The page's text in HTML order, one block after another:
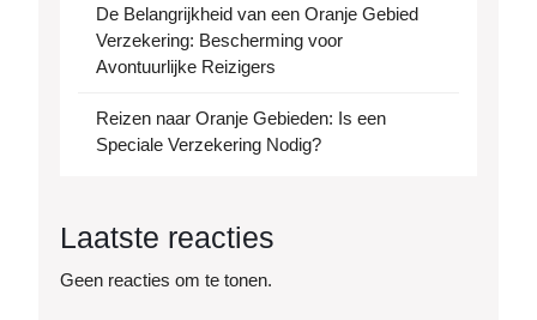
De Belangrijkheid van een Oranje Gebied
Verzekering: Bescherming voor
Avontuurlijke Reizigers
Reizen naar Oranje Gebieden: Is een
Speciale Verzekering Nodig?
Laatste reacties
Geen reacties om te tonen.